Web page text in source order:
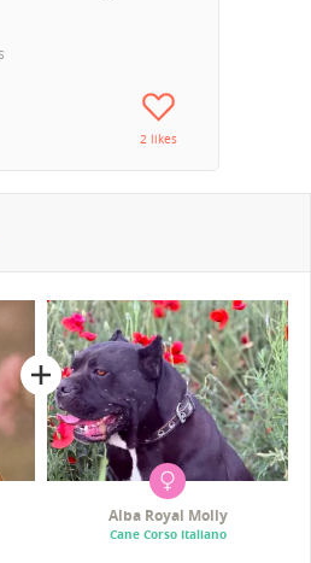
2 likes
Alba Royal Molly
Cane Corso Italiano